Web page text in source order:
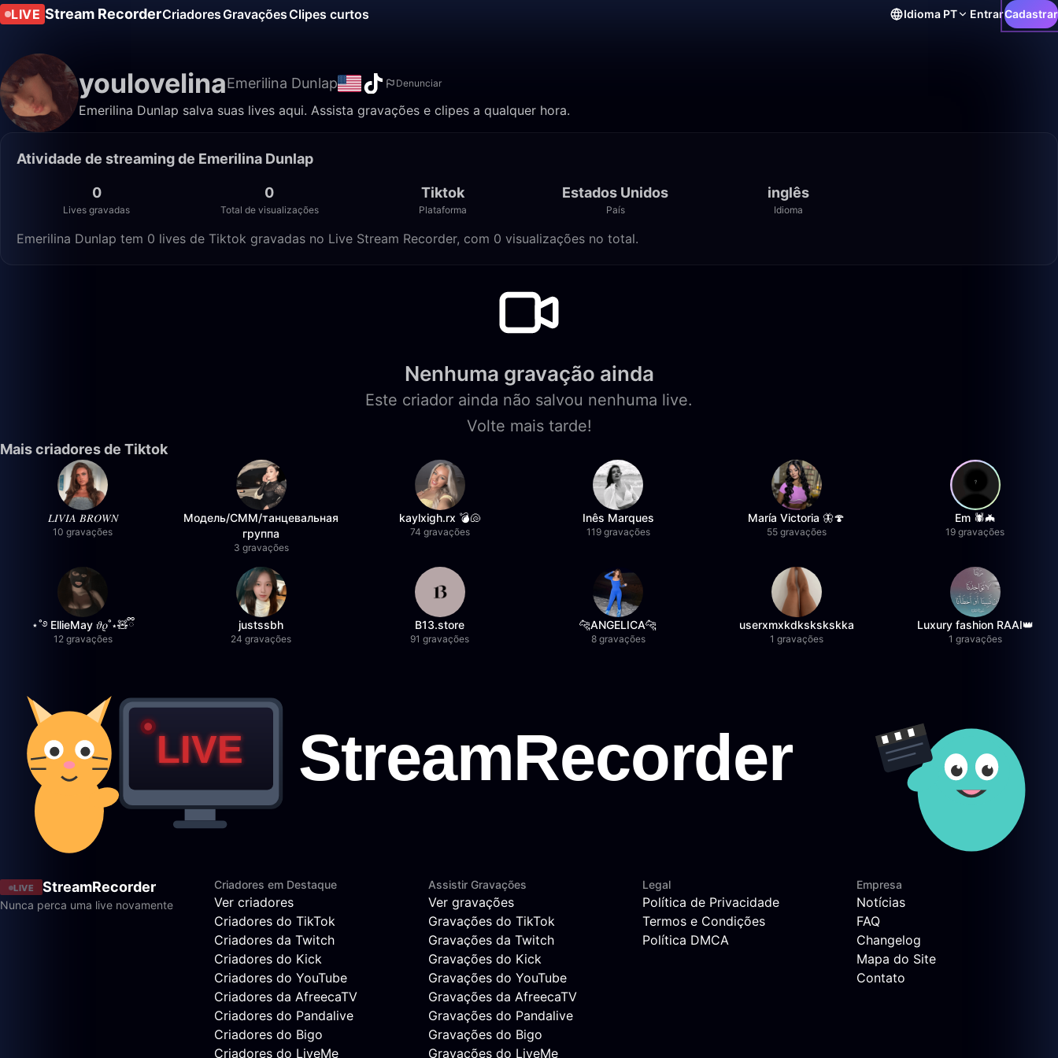
LIVE Stream RecorderCriadoresGravaçõesClipes curtos Idioma PT EntrarCadastrar
youlovelinaEmerilina Dunlap Denunciar
Emerilina Dunlap salva suas lives aqui. Assista gravações e clipes a qualquer hora.
Atividade de streaming de Emerilina Dunlap
0
Lives gravadas
0
Total de visualizações
Tiktok
Plataforma
Estados Unidos
País
inglês
Idioma
Emerilina Dunlap tem 0 lives de Tiktok gravadas no Live Stream Recorder, com 0 visualizações no total.
Nenhuma gravação ainda
Este criador ainda não salvou nenhuma live.
Volte mais tarde!
Mais criadores de Tiktok
𝐿𝐼𝑉𝐼𝐴 𝐵𝑅𝑂𝑊𝑁
10 gravações
Модель/СММ/танцевальная
группа
3 gravações
kaylxigh.rx 💣🐚
74 gravações
Inês Marques
119 gravações
María Victoria 🦋🍄
55 gravações
Em 🕷️🦇
19 gravações
⋆˚࿔ EllieMay 𝜗𝜚˚⋆🧸ྀི
12 gravações
justssbh
24 gravações
B13.store
91 gravações
🐆ANGELICA🐆
8 gravações
userxmxkdkskskskka
1 gravações
Luxury fashion RAAI👑
1 gravações
LIVE StreamRecorder
Nunca perca uma live novamente
Criadores em Destaque
Ver criadores
Criadores do TikTok
Criadores da Twitch
Criadores do Kick
Criadores do YouTube
Criadores da AfreecaTV
Criadores do Pandalive
Criadores do Bigo
Criadores do LiveMe
Assistir Gravações
Ver gravações
Gravações do TikTok
Gravações da Twitch
Gravações do Kick
Gravações do YouTube
Gravações da AfreecaTV
Gravações do Pandalive
Gravações do Bigo
Gravações do LiveMe
Legal
Política de Privacidade
Termos e Condições
Política DMCA
Empresa
Notícias
FAQ
Changelog
Mapa do Site
Contato